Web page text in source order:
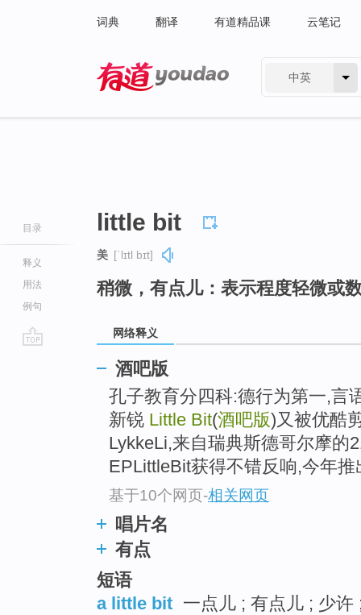
词典 翻译 有道精品课 云笔记
中英
目录
释义
用法
例句
little bit
美 [ˈlɪtl bɪt]
稍微，有点儿：表示程度轻微或
网络释义
酒吧版
孔子教育分四科:德行为第一,言
新锐 Little Bit(酒吧版)又被优酷
LykkeLi,来自瑞典斯德哥尔摩的
EPLittleBit获得不错反响,今年推
基于10个网页-相关网页
唱片名
有点
短语
a little bit 一点儿 ; 有点儿 ; 少许